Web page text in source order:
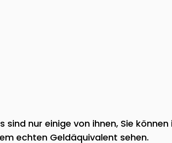
nur einige von ihnen, Sie
echten Geldäquivalent sehen.